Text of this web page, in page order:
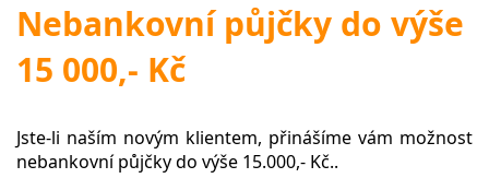
Nebankovní půjčky do výše
15 000,- Kč
Jste-li naším novým klientem, přinášíme vám možnost
nebankovní půjčky do výše 15.000,- Kč..